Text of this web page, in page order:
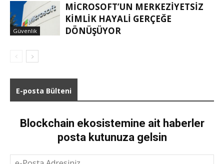
Güvenlik
MICROSOFT’UN MERKEZIYETSIZ
KIMLIK HAYALI GERÇEĞE
DÖNÜŞÜYOR
E-posta Bülteni
Blockchain ekosistemine ait haberler
posta kutunuza gelsin